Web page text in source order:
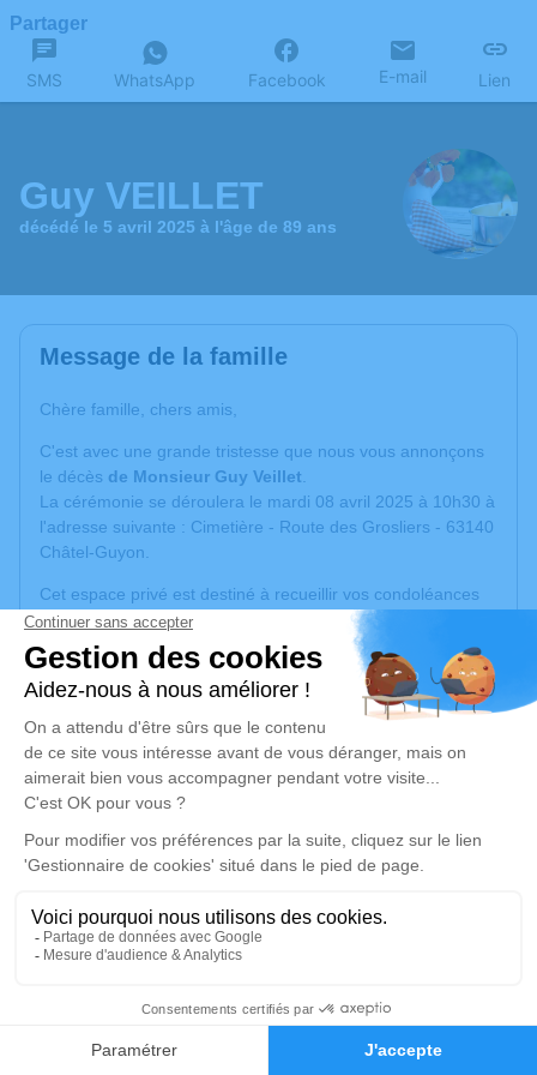
Faire-part Hommages
Partager
SMS WhatsApp Facebook E-mail Lien
Guy VEILLET
décédé le 5 avril 2025 à l'âge de 89 ans
Message de la famille
Chère famille, chers amis,
C'est avec une grande tristesse que nous vous annonçons
le décès de Monsieur Guy Veillet.
La cérémonie se déroulera le mardi 08 avril 2025 à 10h30 à
l'adresse suivante : Cimetière - Route des Grosliers - 63140
Châtel-Guyon.
Cet espace privé est destiné à recueillir vos condoléances
ou le souvenir d’un moment passé.
Je rends hommage
Cérémonie civile
mardi 08 avril 2025 à 10h30
Cimetière de Châtel-Guyon
Route des Grosliers
63140 Châtel-Guyon
Déroulé des obsèques
Cérémonie civile